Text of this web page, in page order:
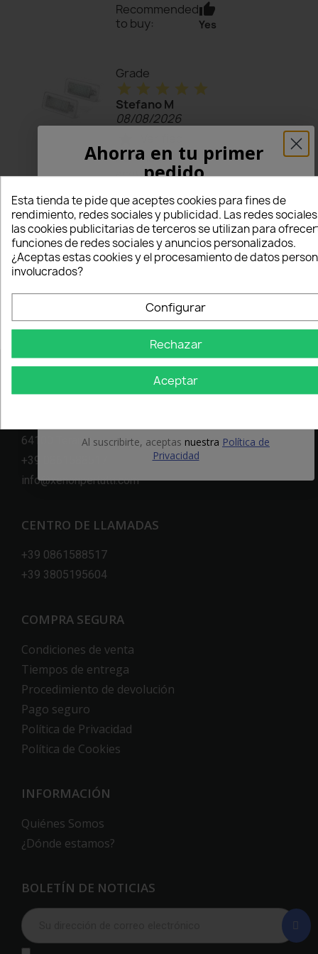
Recommended
to buy:
thumb_up
Yes
Grade
star star star star star
Stefano M
08/08/2026
Purchaser
acquisto
venditore ottimo
sotto tutti i punti
di vista, lo
consiglio a tutti.
Recommended
NUESTRA EMPRESA
64100 Teramo
+39 0861588517
info@xenonpertutti.com
CENTRO DE LLAMADAS
+39 0861588517
+39 3805195604
COMPRA SEGURA
Condiciones de venta
Tiempos de entrega
Procedimiento de devolución
Pago seguro
Política de Privacidad
Política de Cookies
INFORMACIÓN
Quiénes Somos
¿Dónde estamos?
BOLETÍN DE NOTICIAS
Esta tienda te pide que aceptes cookies para fines de
rendimiento, redes sociales y publicidad. Las redes
las cookies publicitarias de terceros se utilizan para
funciones de redes sociales y anuncios personalizados.
¿Aceptas estas cookies y el procesamiento de datos
involucrados?
Configurar
Rechazar
Aceptar
Ahorra en tu primer
pedido
¡5% PARA TI!
Introduce tu correo electrónico aquí abajo
para recibir un5% DE DESCUENTOen tu
primer pedido.
Nome
Al suscribirte, aceptas nuestra Política de
Privacidad